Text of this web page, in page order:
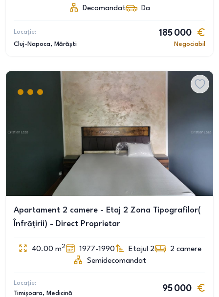
Decomandat
Da
Locație:
Cluj-Napoca, Mărăști
185 000
Negociabil
Apartament 2 camere - Etaj 2 Zona Tipografilor(
Înfrățirii) - Direct Proprietar
40.00 m2 1977-1990 Etajul 2 2 camere
Semidecomandat
Locație:
Timișoara, Medicină
95 000